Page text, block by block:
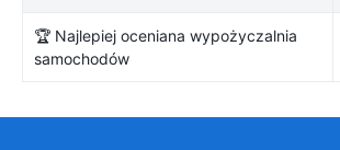
🏆 Najlepiej oceniana wypożyczalnia
samochodów